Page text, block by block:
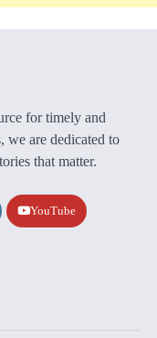
for timely and
are dedicated to
that matter.
YouTube